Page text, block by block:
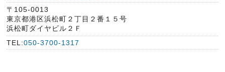
〒105-0013
東京都港区浜松町２丁目２番１５号
浜松町ダイヤビル２Ｆ
TEL:050-3700-1317